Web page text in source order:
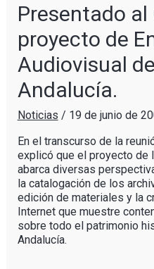
Presentado al
proyecto de
Audiovisual
Andalucía.
Noticias / 19 de junio de
En el transcurso de la
explicó que el proyecto de
abarca diversas
la catalogación de los
edición de materiales y la
Internet que muestre
sobre todo el patrimonio
Andalucía.